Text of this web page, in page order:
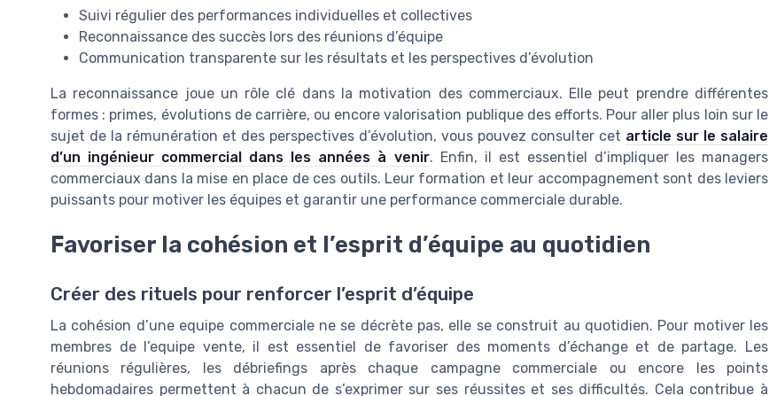
Suivi régulier des performances individuelles et collectives
Reconnaissance des succès lors des réunions d’équipe
Communication transparente sur les résultats et les perspectives d’évolution
La reconnaissance joue un rôle clé dans la motivation des commerciaux. Elle peut prendre différentes
formes : primes, évolutions de carrière, ou encore valorisation publique des efforts. Pour aller plus loin sur le
sujet de la rémunération et des perspectives d’évolution, vous pouvez consulter cet article sur le salaire
d’un ingénieur commercial dans les années à venir. Enfin, il est essentiel d’impliquer les managers
commerciaux dans la mise en place de ces outils. Leur formation et leur accompagnement sont des leviers
puissants pour motiver les équipes et garantir une performance commerciale durable.
Favoriser la cohésion et l’esprit d’équipe au quotidien
Créer des rituels pour renforcer l’esprit d’équipe
La cohésion d’une equipe commerciale ne se décrète pas, elle se construit au quotidien. Pour motiver les
membres de l’equipe vente, il est essentiel de favoriser des moments d’échange et de partage. Les
réunions régulières, les débriefings après chaque campagne commerciale ou encore les points
hebdomadaires permettent à chacun de s’exprimer sur ses réussites et ses difficultés. Cela contribue à